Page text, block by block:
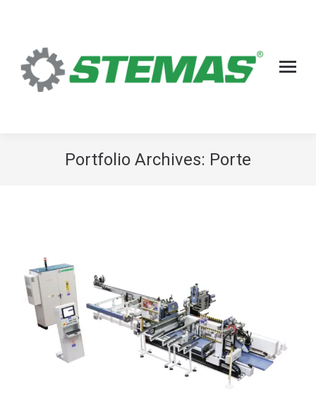
Portfolio Archives: Porte